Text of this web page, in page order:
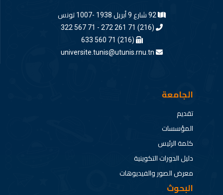
(216) 71 261 272 - 71 567 322
(216) 71 560 633
universite.tunis@utunis.rnu.tn
الجامعة
تقديم
المؤسسات
كلمة الرئيس
دليل الدورات التكوينية
معرض الصور والفيديوهات
البحوث